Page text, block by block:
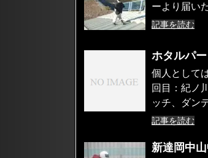
ーより届い
記事を読む
ホタルパ
個人として
回目：紀ノ
ッチ、ダン
記事を読む
新達岡中